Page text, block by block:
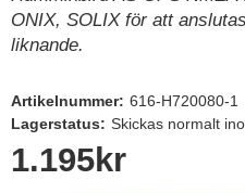
B&G
Hummertina
Varta - Batterier
Victron - Batteriladdare
ONIX, SOLIX för att
liknande.
Artikelnummer: 616-H720080-1
Lagerstatus: Skickas normalt
1.195kr